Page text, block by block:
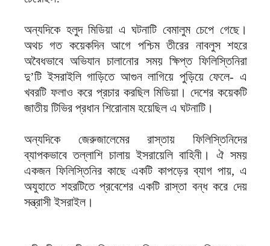
অন্যদিকে হলুদ মিডিয়া এ ঘটনাটি বেমালুম চেপে গেছে।
অথচ গত কয়েকদিন আগে পশ্চিম তীরের নাবলুস শহরে
অবৈধভাবে অভিযান চালানোর সময় ক্ষিপ্ত ফিলিস্তিনিরা
দু’টি ইসরাইলি গাড়িতে আগুন লাগিয়ে পুড়িয়ে ফেলে- এ
খবরটি ফলাও করে প্রচার করছিল মিডিয়া। দেশের কয়েকটি
জাতীয় টিভির প্রধান শিরোনাম হয়েছিল এ ঘটনাটি।
অন্যদিকে জেরুজালেমের রাস্তায় ফিলিস্তিনিদের
ব্যাপকভাবে তল্লাশি চালায় ইসরায়েলি বাহিনী। ঐ সময়
একজন ফিলিস্তিনির কাছে একটি কাপড়ের ব্যাগ পায়, এ
অযুহাতে শহরটিতে প্রবেশের একটি রাস্তা বন্ধ করে দেয়
সন্ত্রাসী ইসরাইল।